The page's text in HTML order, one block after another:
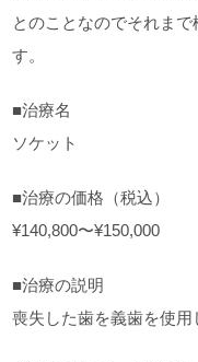
とのことなのでそれま
す。
■治療名
ソケット
■治療の価格（税込）
¥140,800〜¥150,000
■治療の説明
喪失した歯を義歯を使用